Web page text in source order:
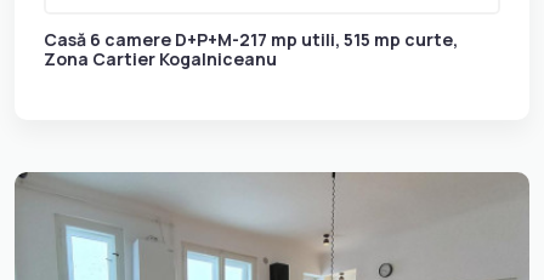
Casă 6 camere D+P+M-217 mp utili, 515 mp curte,
Zona Cartier Kogalniceanu